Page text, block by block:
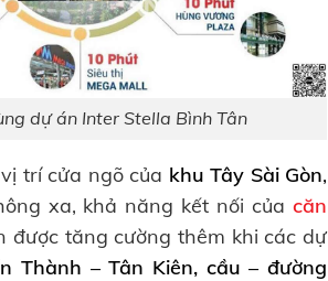
dự án Inter Stella Bình Tân
trí cửa ngõ của khu Tây Sài Gòn,
xa, khả năng kết nối của căn
được tăng cường thêm khi các dự
Thành – Tân Kiên, cầu – đường